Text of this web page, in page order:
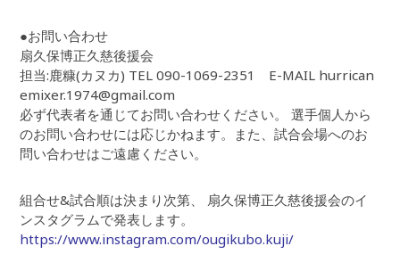
●お問い合わせ
扇久保博正久慈後援会
担当:鹿糠(カヌカ) TEL 090-1069-2351 E-MAIL hurrican
emixer.1974@gmail.com
必ず代表者を通じてお問い合わせください。 選手個人から
のお問い合わせには応じかねます。また、試合会場へのお
問い合わせはご遠慮ください。
組合せ&試合順は決まり次第、 扇久保博正久慈後援会のイ
ンスタグラムで発表します。
https://www.instagram.com/ougikubo.kuji/